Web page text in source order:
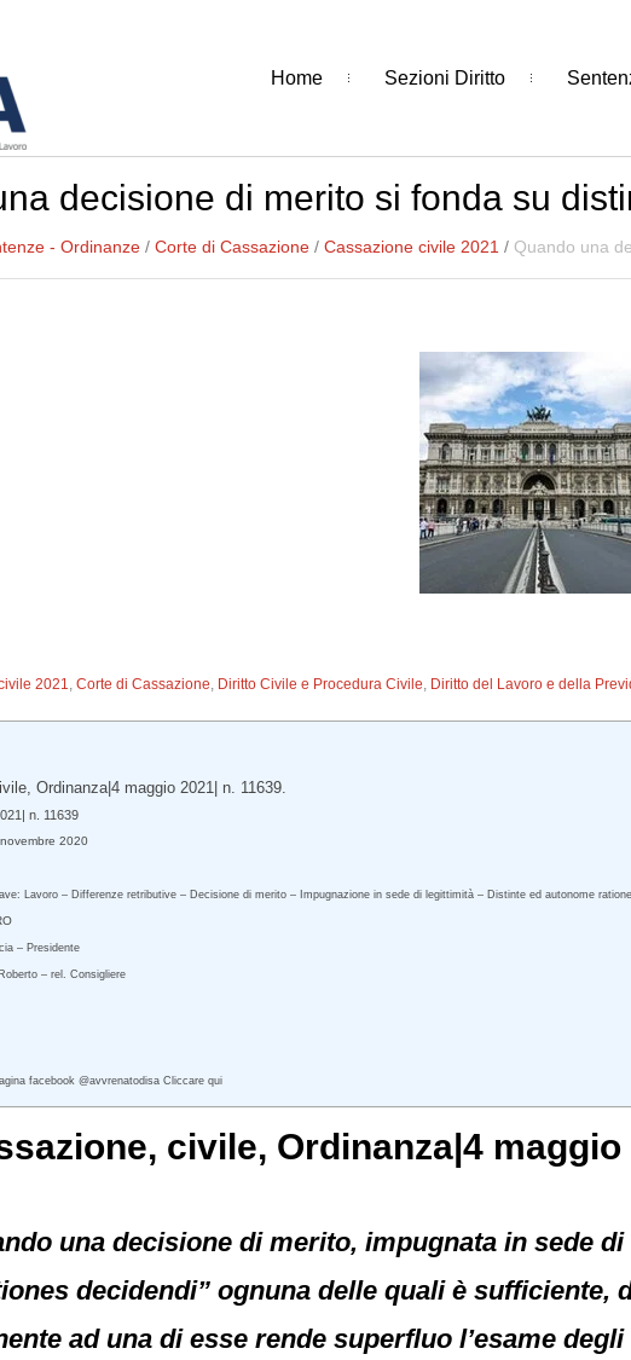
Home Sezioni Diritto
decisione di merito si fonda su
- Ordinanze / Corte di Cassazione / Cassazione civile 2021 / Quando una
2021,Corte di Cassazione, Diritto Civile e Procedura Civile, Diritto del Lavoro e della
Ordinanza|4 maggio 2021| n. 11639.
n. 11639
2020
Lavoro – Differenze retributive – Decisione di merito – Impugnazione in sede di legittimità – Distinte ed autonome
– Presidente
– rel. Consigliere
facebook @avvrenatodisa Cliccare qui
civile, Ordinanza|4 maggio
una decisione di merito, impugnata in sede
decidendi” ognuna delle quali è
ad una di esse rende superfluo l’esame